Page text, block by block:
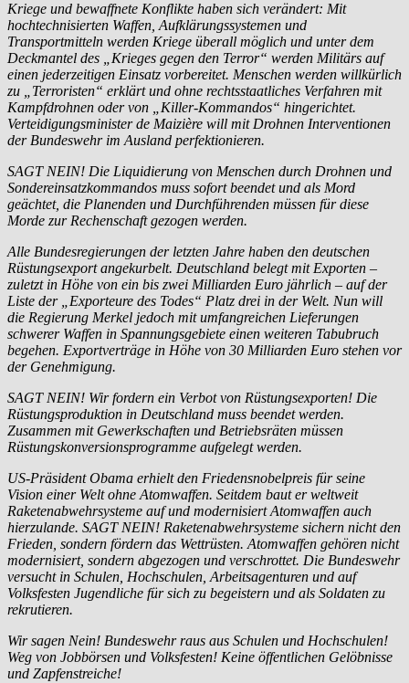
Kriege und bewaffnete Konflikte haben sich verändert: Mit
hochtechnisierten Waffen, Aufklärungssystemen und
Transportmitteln werden Kriege überall möglich und unter dem
Deckmantel des „Krieges gegen den Terror“ werden Militärs auf
einen jederzeitigen Einsatz vorbereitet. Menschen werden willkürlich
zu „Terroristen“ erklärt und ohne rechtsstaatliches Verfahren mit
Kampfdrohnen oder von „Killer-Kommandos“ hingerichtet.
Verteidigungsminister de Maizière will mit Drohnen Interventionen
der Bundeswehr im Ausland perfektionieren.
SAGT NEIN! Die Liquidierung von Menschen durch Drohnen und
Sondereinsatzkommandos muss sofort beendet und als Mord
geächtet, die Planenden und Durchführenden müssen für diese
Morde zur Rechenschaft gezogen werden.
Alle Bundesregierungen der letzten Jahre haben den deutschen
Rüstungsexport angekurbelt. Deutschland belegt mit Exporten –
zuletzt in Höhe von ein bis zwei Milliarden Euro jährlich – auf der
Liste der „Exporteure des Todes“ Platz drei in der Welt. Nun will
die Regierung Merkel jedoch mit umfangreichen Lieferungen
schwerer Waffen in Spannungsgebiete einen weiteren Tabubruch
begehen. Exportverträge in Höhe von 30 Milliarden Euro stehen vor
der Genehmigung.
SAGT NEIN! Wir fordern ein Verbot von Rüstungsexporten! Die
Rüstungsproduktion in Deutschland muss beendet werden.
Zusammen mit Gewerkschaften und Betriebsräten müssen
Rüstungskonversionsprogramme aufgelegt werden.
US-Präsident Obama erhielt den Friedensnobelpreis für seine
Vision einer Welt ohne Atomwaffen. Seitdem baut er weltweit
Raketenabwehrsysteme auf und modernisiert Atomwaffen auch
hierzulande. SAGT NEIN! Raketenabwehrsysteme sichern nicht den
Frieden, sondern fördern das Wettrüsten. Atomwaffen gehören nicht
modernisiert, sondern abgezogen und verschrottet. Die Bundeswehr
versucht in Schulen, Hochschulen, Arbeitsagenturen und auf
Volksfesten Jugendliche für sich zu begeistern und als Soldaten zu
rekrutieren.
Wir sagen Nein! Bundeswehr raus aus Schulen und Hochschulen!
Weg von Jobbörsen und Volksfesten! Keine öffentlichen Gelöbnisse
und Zapfenstreiche!